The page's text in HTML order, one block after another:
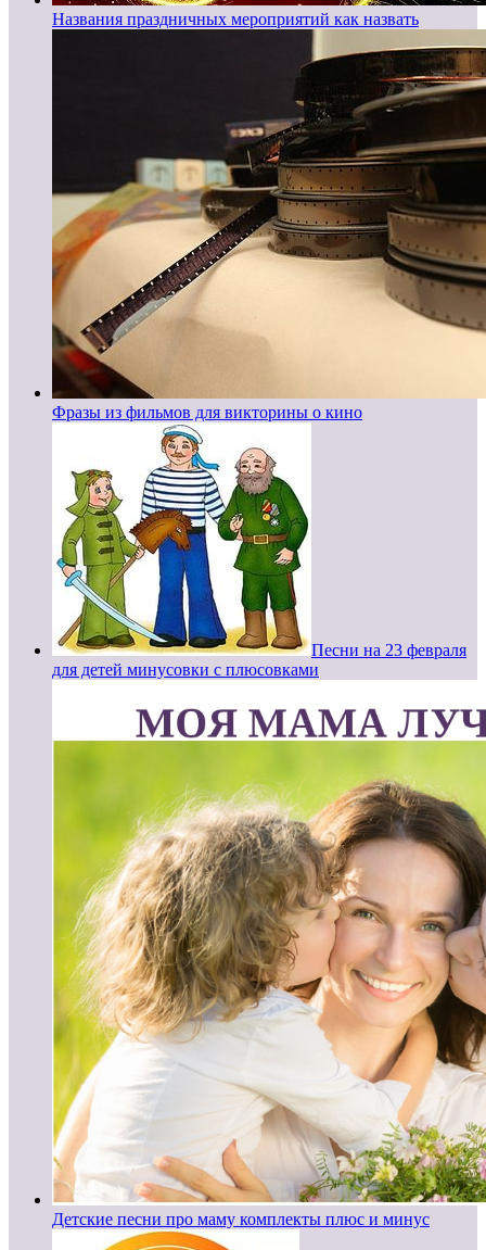
Названия праздничных мероприятий как назвать
Фразы из фильмов для викторины о кино
Песни на 23 февраля
для детей минусовки с плюсовками
Детские песни про маму комплекты плюс и минус